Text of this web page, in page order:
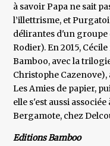
à savoir Papa ne sait
l’illettrisme, et
délirantes d'un groupe
Rodier). En 2015,
Bamboo, avec la
Christophe
Les Amies de papier,
elle s'est aussi
Bergamote, chez
Editions Bamboo